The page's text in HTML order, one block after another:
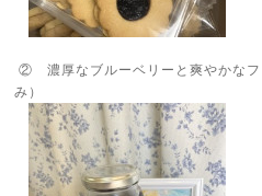
② 濃厚なブルーベリーと爽やかなフ
み）